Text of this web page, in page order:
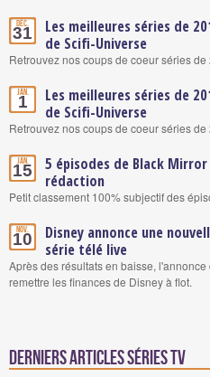
Déc.
31
Les meilleures séries de
de Scifi-Universe
Retrouvez nos coups de coeur séries de
Jan.
1
Les meilleures séries de
de Scifi-Universe
Retrouvez nos coups de coeur séries de
Jan.
15
5 épisodes de Black
rédaction
Petit classement 100% subjectif des
Nov.
10
Disney annonce une
série télé live
Après des résultats en baisse,
remettre les finances de Disney à flot.
Derniers articles Séries TV